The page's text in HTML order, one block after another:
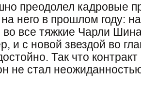
преодолел кадровые
него в прошлом году:
во все тяжкие Чарли
и с новой звездой во
Так что
не стал